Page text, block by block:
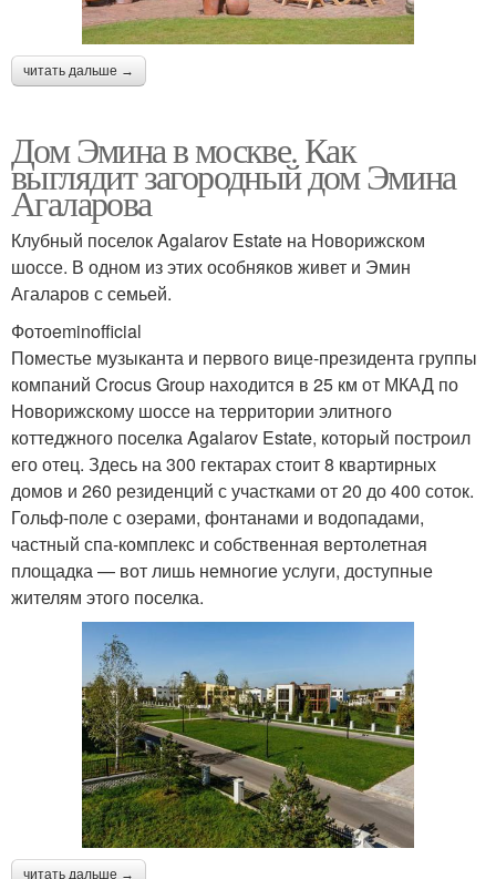
читать дальше →
Дом Эмина в москве. Как
выглядит загородный дом Эмина
Агаларова
Клубный поселок Agalarov Estate на Новорижском
шоссе. В одном из этих особняков живет и Эмин
Агаларов с семьей.
Фотоeminofficial
Поместье музыканта и первого вице-президента группы
компаний Crocus Group находится в 25 км от МКАД по
Новорижскому шоссе на территории элитного
коттеджного поселка Agalarov Estate, который построил
его отец. Здесь на 300 гектарах стоит 8 квартирных
домов и 260 резиденций с участками от 20 до 400 соток.
Гольф-поле с озерами, фонтанами и водопадами,
частный спа-комплекс и собственная вертолетная
площадка — вот лишь немногие услуги, доступные
жителям этого поселка.
читать дальше →